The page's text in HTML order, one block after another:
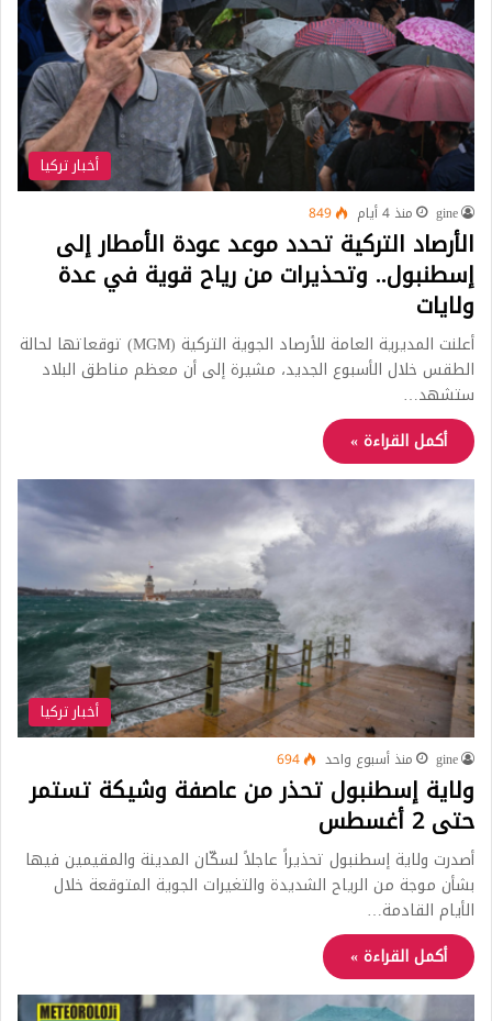
أخبار تركيا
gine منذ 4 أيام 849
الأرصاد التركية تحدد موعد عودة الأمطار إلى
إسطنبول.. وتحذيرات من رياح قوية في عدة
ولايات
أعلنت المديرية العامة للأرصاد الجوية التركية (MGM) توقعاتها لحالة
الطقس خلال الأسبوع الجديد، مشيرة إلى أن معظم مناطق البلاد
ستشهد…
أكمل القراءة »
أخبار تركيا
gine منذ أسبوع واحد 694
ولاية إسطنبول تحذر من عاصفة وشيكة تستمر
حتى 2 أغسطس
أصدرت ولاية إسطنبول تحذيراً عاجلاً لسكّان المدينة والمقيمين فيها
بشأن موجة من الرياح الشديدة والتغيرات الجوية المتوقعة خلال
الأيام القادمة…
أكمل القراءة »